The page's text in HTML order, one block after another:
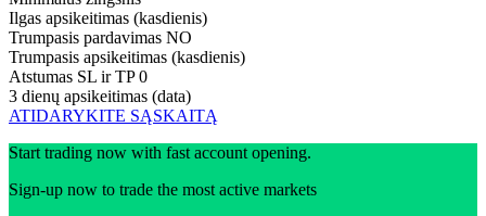
Ilgas apsikeitimas (kasdienis)
Trumpasis pardavimas NO
Trumpasis apsikeitimas (kasdienis)
Atstumas SL ir TP 0
3 dienų apsikeitimas (data)
ATIDARYKITE SĄSKAITĄ
Start trading now with fast account opening.
Sign-up now to trade the most active markets